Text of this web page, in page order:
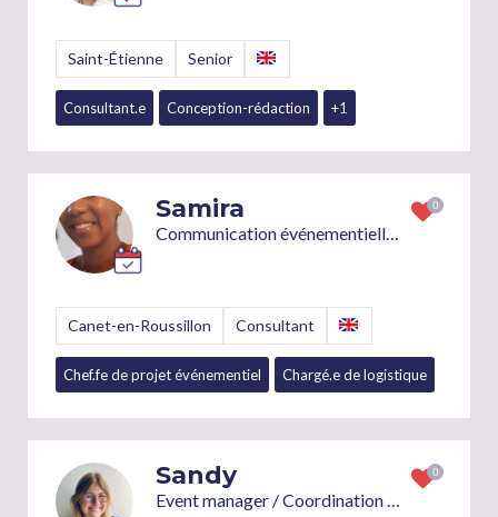
Saint-Étienne Senior
Consultant.e Conception-rédaction +1
Samira
Communication événementielle, Relations publiques, Relations Presse, logistique
Canet-en-Roussillon Consultant
Chef.fe de projet événementiel Chargé.e de logistique
+7
Sandy
Event manager / Coordination de projets